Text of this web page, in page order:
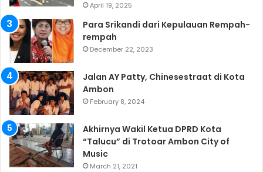
April 19, 2025
Para Srikandi dari Kepulauan Rempah-
rempah
December 22, 2023
Jalan AY Patty, Chinesestraat di Kota
Ambon
February 8, 2024
Akhirnya Wakil Ketua DPRD Kota
“Talucu” di Trotoar Ambon City of
Music
March 21, 2021